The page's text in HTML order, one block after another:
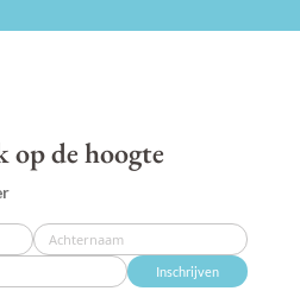
op de hoogte
Inschrijven